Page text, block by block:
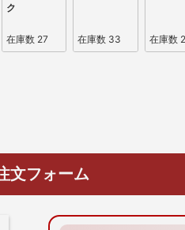
ク
在庫数 27 在庫数 33 在庫数
文フォーム